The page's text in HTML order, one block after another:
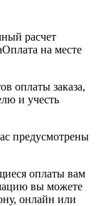
расчет
Оплата на месте
оплаты заказа,
и учесть
предусмотрены
оплаты вам
вы можете
онлайн или